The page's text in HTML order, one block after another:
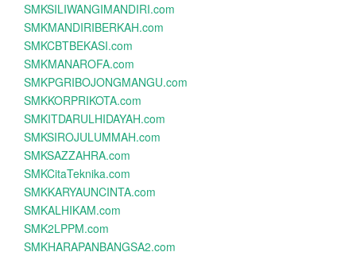
SMKSILIWANGIMANDIRI.com
SMKMANDIRIBERKAH.com
SMKCBTBEKASI.com
SMKMANAROFA.com
SMKPGRIBOJONGMANGU.com
SMKKORPRIKOTA.com
SMKITDARULHIDAYAH.com
SMKSIROJULUMMAH.com
SMKSAZZAHRA.com
SMKCitaTeknika.com
SMKKARYAUNCINTA.com
SMKALHIKAM.com
SMK2LPPM.com
SMKHARAPANBANGSA2.com